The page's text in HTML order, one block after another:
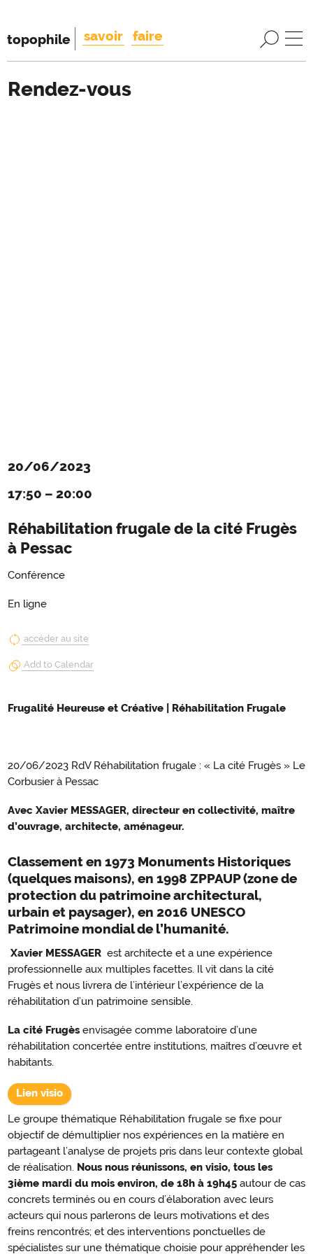
topophile savoir faire
Rendez-vous
20/06/2023
17:50 – 20:00
Réhabilitation frugale de la cité Frugès
à Pessac
Conférence
En ligne
accéder au site
Add to Calendar
Frugalité Heureuse et Créative | Réhabilitation Frugale
20/06/2023 RdV Réhabilitation frugale : « La cité Frugès » Le
Corbusier à Pessac
Avec Xavier MESSAGER, directeur en collectivité, maître
d’ouvrage, architecte, aménageur.
Classement en 1973 Monuments Historiques
(quelques maisons), en 1998 ZPPAUP (zone de
protection du patrimoine architectural,
urbain et paysager), en 2016 UNESCO
Patrimoine mondial de l’humanité.
Xavier MESSAGER est architecte et a une expérience
professionnelle aux multiples facettes. Il vit dans la cité
Frugès et nous livrera de l’intérieur l’expérience de la
réhabilitation d’un patrimoine sensible.
La cité Frugès envisagée comme laboratoire d’une
réhabilitation concertée entre institutions, maîtres d’œuvre et
habitants.
Lien visio
Le groupe thématique Réhabilitation frugale se fixe pour
objectif de démultiplier nos expériences en la matière en
partageant l’analyse de projets pris dans leur contexte global
de réalisation. Nous nous réunissons, en visio, tous les
3ième mardi du mois environ, de 18h à 19h45 autour de cas
concrets terminés ou en cours d’élaboration avec leurs
acteurs qui nous parlerons de leurs motivations et des
freins rencontrés; et des interventions ponctuelles de
spécialistes sur une thématique choisie pour appréhender les